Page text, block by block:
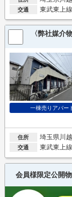
交通 東武東上
〈弊社媒
一棟売りアパー
住所 埼玉県川
交通 東武東上
会員様限定公開